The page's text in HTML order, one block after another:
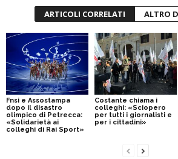
ARTICOLI CORRELATI ALTRO
Fnsi e Assostampa
dopo il disastro
olimpico di Petrecca:
«Solidarietà ai
colleghi di Rai Sport»
Costante chiama i
colleghi: «Sciopero
per tutti i giornalisti e
per i cittadini»